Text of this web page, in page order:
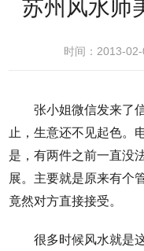
苏州风水师
时间：2013-
张小姐微信发来了
止，生意还不见起色。
是，有两件之前一直没
展。主要就是原来有个
竟然对方直接接受。
很多时候风水就是